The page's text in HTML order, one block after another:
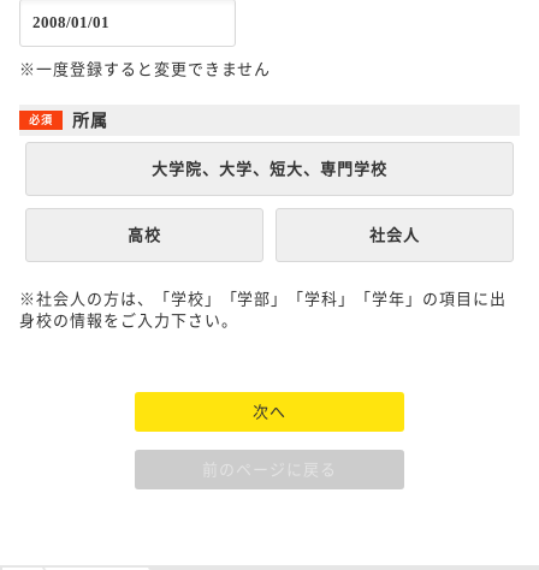
※一度登録すると変更できません
所属
大学院、大学、短大、専門学校
高校 社会人
※社会人の方は、「学校」「学部」「学科」「学年」の項目に出
身校の情報をご入力下さい。
次へ
前のページに戻る